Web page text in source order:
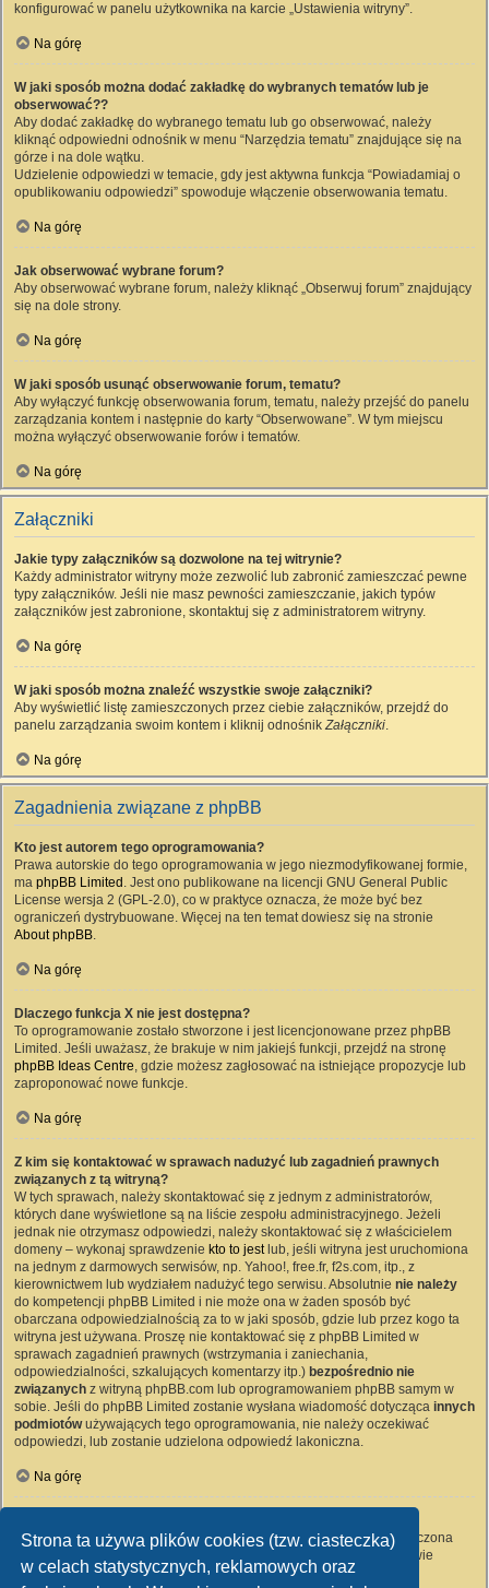
Strona ta używa plików cookies (tzw. ciasteczka)
w celach statystycznych, reklamowych oraz
konfigurować w panelu użytkownika na karcie „Ustawienia witryny”.
Na górę
W jaki sposób można dodać zakładkę do wybranych tematów lub je
obserwować??
Aby dodać zakładkę do wybranego tematu lub go obserwować, należy
kliknąć odpowiedni odnośnik w menu “Narzędzia tematu” znajdujące się na
górze i na dole wątku.
Udzielenie odpowiedzi w temacie, gdy jest aktywna funkcja “Powiadamiaj o
opublikowaniu odpowiedzi” spowoduje włączenie obserwowania tematu.
Na górę
Jak obserwować wybrane forum?
Aby obserwować wybrane forum, należy kliknąć „Obserwuj forum” znajdujący
się na dole strony.
Na górę
W jaki sposób usunąć obserwowanie forum, tematu?
Aby wyłączyć funkcję obserwowania forum, tematu, należy przejść do panelu
zarządzania kontem i następnie do karty “Obserwowane”. W tym miejscu
można wyłączyć obserwowanie forów i tematów.
Na górę
Załączniki
Jakie typy załączników są dozwolone na tej witrynie?
Każdy administrator witryny może zezwolić lub zabronić zamieszczać pewne
typy załączników. Jeśli nie masz pewności zamieszczanie, jakich typów
załączników jest zabronione, skontaktuj się z administratorem witryny.
Na górę
W jaki sposób można znaleźć wszystkie swoje załączniki?
Aby wyświetlić listę zamieszczonych przez ciebie załączników, przejdź do
panelu zarządzania swoim kontem i kliknij odnośnikZałączniki.
Na górę
Zagadnienia związane z phpBB
Kto jest autorem tego oprogramowania?
Prawa autorskie do tego oprogramowania w jego niezmodyfikowanej formie,
ma phpBB Limited . Jest ono publikowane na licencji GNU General Public
License wersja 2 (GPL-2.0), co w praktyce oznacza, że może być bez
ograniczeń dystrybuowane. Więcej na ten temat dowiesz się na stronie
About phpBB.
Na górę
Dlaczego funkcja X nie jest dostępna?
To oprogramowanie zostało stworzone i jest licencjonowane przez phpBB
Limited. Jeśli uważasz, że brakuje w nim jakiejś funkcji, przejdź na stronę
phpBB Ideas Centre, gdzie możesz zagłosować na istniejące propozycje lub
zaproponować nowe funkcje.
Na górę
Z kim się kontaktować w sprawach nadużyć lub zagadnień prawnych
związanych z tą witryną?
W tych sprawach, należy skontaktować się z jednym z administratorów,
których dane wyświetlone są na liście zespołu administracyjnego. Jeżeli
jednak nie otrzymasz odpowiedzi, należy skontaktować się z właścicielem
domeny – wykonaj sprawdzenie kto to jestlub, jeśli witryna jest uruchomiona
na jednym z darmowych serwisów, np. Yahoo!, free.fr, f2s.com, itp., z
kierownictwem lub wydziałem nadużyć tego serwisu. Absolutnie nie należy
do kompetencji phpBB Limited i nie może ona w żaden sposób być
obarczana odpowiedzialnością za to w jaki sposób, gdzie lub przez kogo ta
witryna jest używana. Proszę nie kontaktować się z phpBB Limited w
sprawach zagadnień prawnych (wstrzymania i zaniechania,
odpowiedzialności, szkalujących komentarzy itp.) bezpośrednio nie
związanych z witryną phpBB.com lub oprogramowaniem phpBB samym w
sobie. Jeśli do phpBB Limited zostanie wysłana wiadomość dotycząca innych
podmiotówużywających tego oprogramowania, nie należy oczekiwać
odpowiedzi, lub zostanie udzielona odpowiedź lakoniczna.
Na górę
Wszyscy użytkownicy witryny mogą używać – jeśli funkcja ta jest włączona
przez administratora witryny – formularza „Kontakt z nami”. Członkowie
witryny mogą także używać odnośnika „Zespół administracyjny”.